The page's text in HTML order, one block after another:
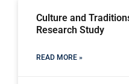
Culture and
Research Study
READ MORE »